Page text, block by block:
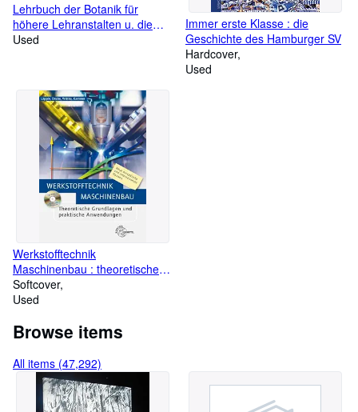
Lehrbuch der Botanik für
höhere Lehranstalten u. die
Hand d. Lehrers sowie f. alle
naturwissenschaftliches
Unterrichtswerk
Used
Immer erste Klasse : die
Geschichte des Hamburger SV
Hardcover
Used
Werkstofftechnik
Maschinenbau : theoretische
Grundlagen und praktische
Anwendungen ; [neue
Normen]
Softcover
Used
Browse items
All items (47,292)